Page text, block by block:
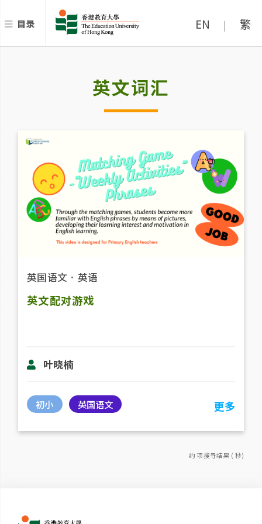
目录 EN | 繁
英文词汇
英国语文 ． 英语
英文配对游戏
叶晓楠
初小 英国语文 更多
约 项搜寻结果 ( 秒)